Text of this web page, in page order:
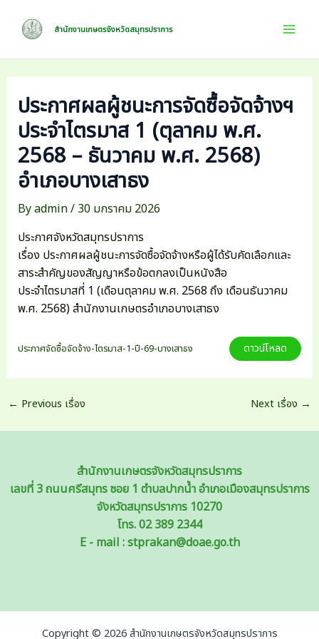
content
สำนักงานเกษตรจังหวัดสมุทรปราการ
ประกาศผลผู้ชนะการจัดซื้อจัดจ้างฯ
ประจำไตรมาส 1 (ตุลาคม พ.ศ.
2568 – ธันวาคม พ.ศ. 2568)
อำเภอบางเสาธง
Byadmin/ 30 มกราคม 2026
ประกาศจังหวัดสมุทรปราการ
เรื่อง ประกาศผลผู้ชนะการจัดซื้อจัดจ้างหรือผู้ได้รับคัดเลือกและ
สาระสำคัญของสัญญาหรือข้อตกลงเป็นหนังสือ
ประจำไตรมาสที่ 1 (เดือนตุลาคม พ.ศ. 2568 ถึง เดือนธันวาคม
พ.ศ. 2568) สำนักงานเกษตรอำเภอบางเสาธง
ประกาศจัดซื้อจัดจ้าง-ไตรมาส-1-ปี-69-บางเสาธง ดาวน์โหลด
Post
← Previous เรื่อง Next เรื่อง →
สำนักงานเกษตรจังหวัดสมุทรปราการ
เลขที่ 3 ถนนศรีสมุทร ซอย 1 ตำบลปากน้ำ อำเภอเมืองสมุทรปราการ
จังหวัดสมุทรปราการ 10270
โทร. 02 389 2344
E - mail : stprakan@doae.go.th
Copyright © 2026 สำนักงานเกษตรจังหวัดสมุทรปราการ